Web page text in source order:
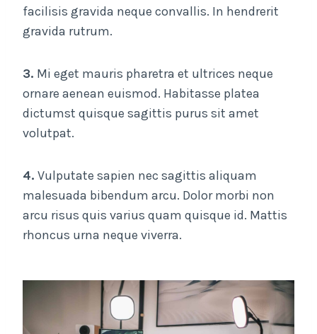
facilisis gravida neque convallis. In hendrerit
gravida rutrum.
3. Mi eget mauris pharetra et ultrices neque
ornare aenean euismod. Habitasse platea
dictumst quisque sagittis purus sit amet
volutpat.
4. Vulputate sapien nec sagittis aliquam
malesuada bibendum arcu. Dolor morbi non
arcu risus quis varius quam quisque id. Mattis
rhoncus urna neque viverra.